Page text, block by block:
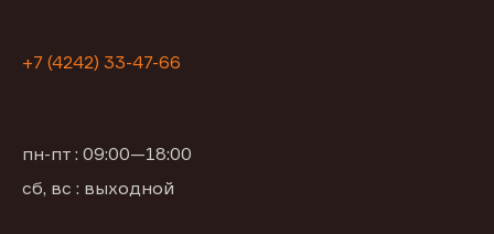
+7 (4242) 33-47-66
пн-пт : 09:00—18:00
сб, вс : выходной